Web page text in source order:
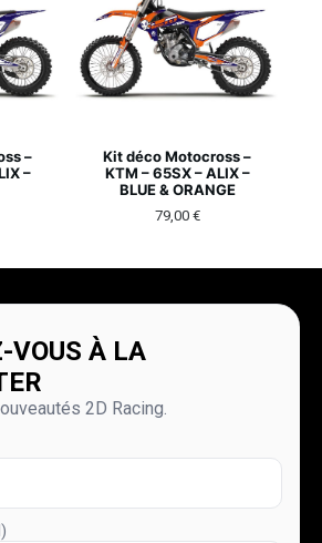
–
–
Kit déco Motocross –
KTM – 65SX – ALIX –
BLUE & ORANGE
79,00 €
VOUS À LA
2D Racing.